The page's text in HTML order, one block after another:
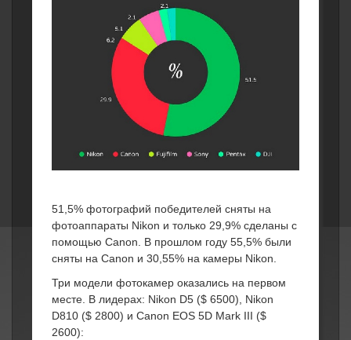
51,5% фотографий победителей сняты на
фотоаппараты Nikon и только 29,9% сделаны с
помощью Canon. В прошлом году 55,5% были
сняты на Canon и 30,55% на камеры Nikon.
Три модели фотокамер оказались на первом
месте. В лидерах: Nikon D5 ($ 6500), Nikon
D810 ($ 2800) и Canon EOS 5D Mark III ($
2600):